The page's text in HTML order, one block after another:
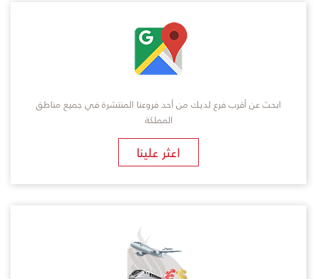
ابحث عن أقرب فرع لديك من أحد فروعنا المنتشرة في جميع مناطق
المملكة
​اعثر علينا